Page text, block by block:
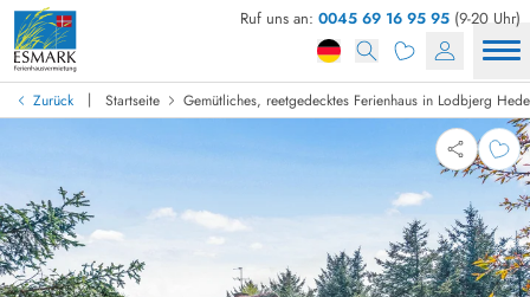
Ruf uns an: 0045 69 16 95 95 (9-20 Uhr)
Zurück | Startseite Gemütliches, reetgedecktes Ferienhaus in Lodbjerg Hede